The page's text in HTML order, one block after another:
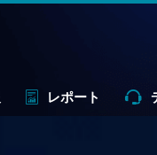
レポート